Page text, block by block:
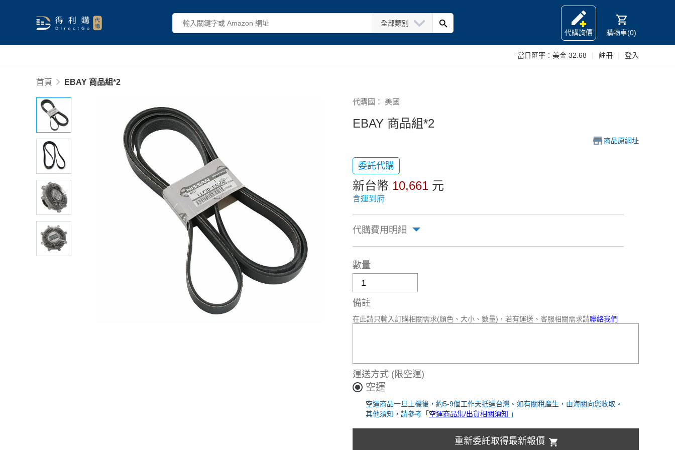
全部類別
代購詢價
購物車(0)
當日匯率： 美金 32.68 註冊 登入
首頁 EBAY 商品組*2
代購國： 美國
EBAY 商品組*2
商品原網址
委託代購
新台幣 10,661 元
含運到府
代購費用明細
數量
備註
在此請只輸入訂購相關需求(顏色、大小、數量)，若有運送、客服相關需求請聯絡我們
運送方式 (限空運)
空運
空運商品一旦上機後，約5-9個工作天抵達台灣。如有關稅產生，由海關向您收取。
其他須知，請參考「 空運商品集/出貨相關須知 」
重新委託取得最新報價